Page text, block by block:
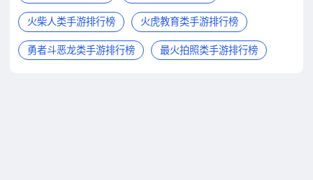
火柴人类手游排行榜 火虎教育类手游排行榜
勇者斗恶龙类手游排行榜 最火拍照类手游排行榜